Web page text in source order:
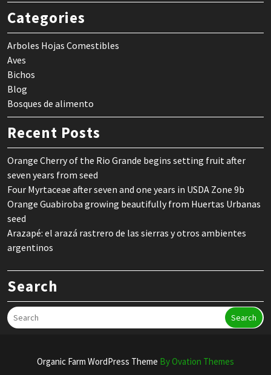
Categories
Arboles Hojas Comestibles
Aves
Bichos
Blog
Bosques de alimento
Recent Posts
Orange Cherry of the Rio Grande begins setting fruit after
seven years from seed
Four Myrtaceae after seven and one years in USDA Zone 9b
Orange Guabiroba growing beautifully from Huertas Urbanas
seed
Arazapé: el arazá rastrero de las sierras y otros ambientes
argentinos
Search
Search
Organic Farm WordPress Theme By Ovation Themes